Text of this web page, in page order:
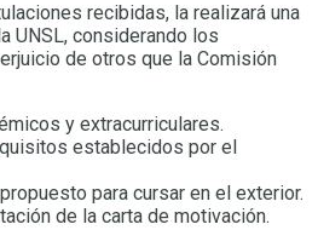
recibidas, la realizará una
UNSL, considerando los
de otros que la Comisión
y extracurriculares.
establecidos por el
para cursar en el exterior.
de la carta de motivación.